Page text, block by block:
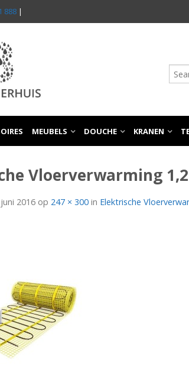
888 |
MEUBELS DOUCHE KRANEN
Vloerverwarming
2016 op 247 × 300 in Elektrische